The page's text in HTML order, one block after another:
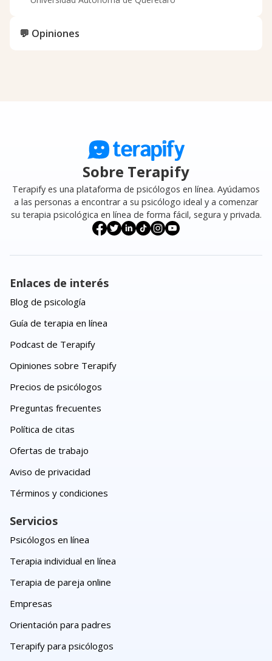
💬 Opiniones
Sobre Terapify
Terapify es una plataforma de psicólogos en línea. Ayúdamos
a las personas a encontrar a su psicólogo ideal y a comenzar
su terapia psicológica en línea de forma fácil, segura y privada.
Enlaces de interés
Blog de psicología
Guía de terapia en línea
Podcast de Terapify
Opiniones sobre Terapify
Precios de psicólogos
Preguntas frecuentes
Política de citas
Ofertas de trabajo
Aviso de privacidad
Términos y condiciones
Servicios
Psicólogos en línea
Terapia individual en línea
Terapia de pareja online
Empresas
Orientación para padres
Terapify para psicólogos